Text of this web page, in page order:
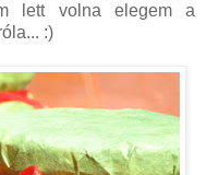
lett volna elegem a
:)